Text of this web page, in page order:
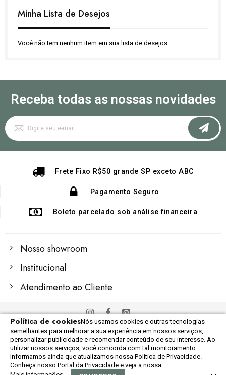
Política de cookiesNós usamos cookies e outras tecnologias
semelhantes para melhorar a sua experiência em nossos serviços,
personalizar publicidade e recomendar conteúdo de seu interesse. Ao
utilizar nossos serviços, você concorda com tal monitoramento.
Informamos ainda que atualizamos nossa Política de Privacidade.
Conheça nosso Portal da Privacidade e veja a nossa
Minha Lista de Desejos
Você não tem nenhum item em sua lista de desejos.
Receba todas as nossas novidades
Inscreva-
se
na
Frete Fixo R$50 grande SP exceto ABC
Pagamento Seguro
Boleto parcelado sob análise financeira
Nosso showroom
Institucional
Atendimento ao Cliente
© 2022 Importex Global
Razão Social: 06.248.609/0001-60